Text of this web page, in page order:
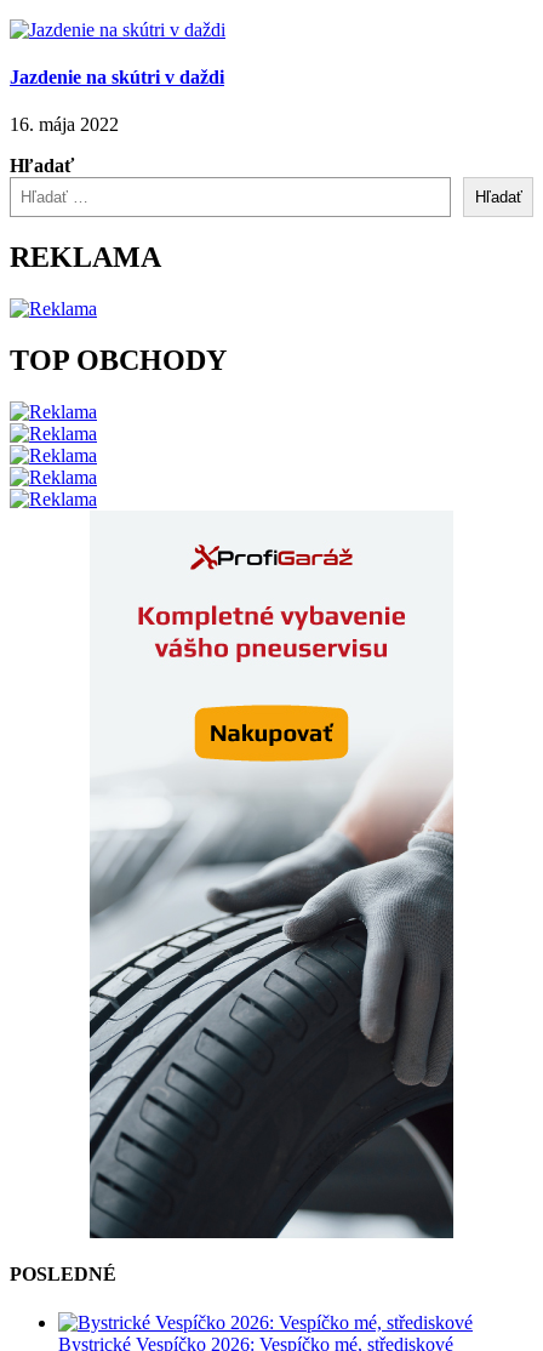
Jazdenie na skútri v daždi
16. mája 2022
Hľadať
Hľadať
REKLAMA
TOP OBCHODY
POSLEDNÉ
Bystrické Vespíčko 2026: Vespíčko mé, střediskové